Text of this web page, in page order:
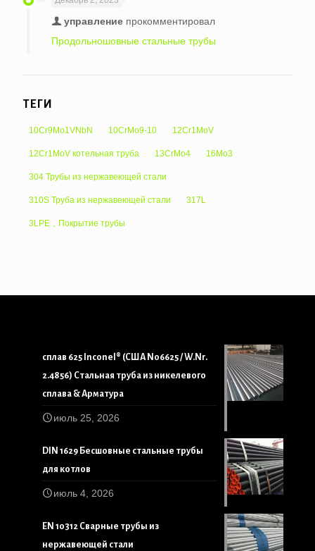
управление прокомментировал
Продольношовные стальные трубы
ТЕГИ
10Cr9Mo1VNbN 10CrMo9-10 12Cr1MoV
12Cr1MoV котельная труба 13CrMo4 16Mo3
304 Трубы из нержавеющей стали
310S Труба из нержавеющей стали 317L
3LPE，Покрытие трубы
сплав 625 Inconel® (США N06625 / W.Nr.
2.4856) Стальная труба из никелевого
сплава & Арматура
июль 25, 2026
DIN 1629 Бесшовные стальные трубы
для котлов
июль 4, 2026
EN 10312 Сварные трубы из
нержавеющей стали